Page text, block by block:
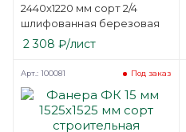
2440х1220 мм сорт 2/4
шлифованная березовая
2 308 ₽/лист
Под заказ
Арт.: 100081